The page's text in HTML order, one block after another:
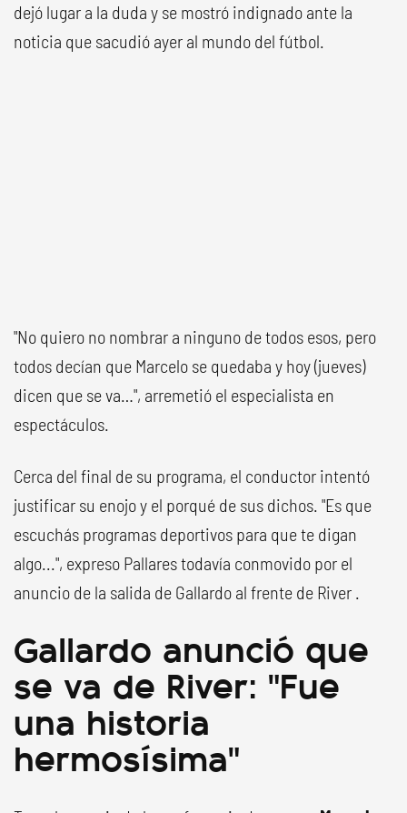
dejó lugar a la duda y se mostró indignado ante la
noticia que sacudió ayer al mundo del fútbol.
"No quiero no nombrar a ninguno de todos esos, pero
todos decían que Marcelo se quedaba y hoy (jueves)
dicen que se va…", arremetió el especialista en
espectáculos.
Cerca del final de su programa, el conductor intentó
justificar su enojo y el porqué de sus dichos. "Es que
escuchás programas deportivos para que te digan
algo...", expreso Pallares todavía conmovido por el
anuncio de la salida de Gallardo al frente de River .
Gallardo anunció que
se va de River: "Fue
una historia
hermosísima"